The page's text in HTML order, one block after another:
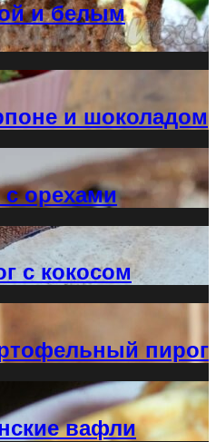
и белым
и шоколадом
орехами
с кокосом
пирог
вафли